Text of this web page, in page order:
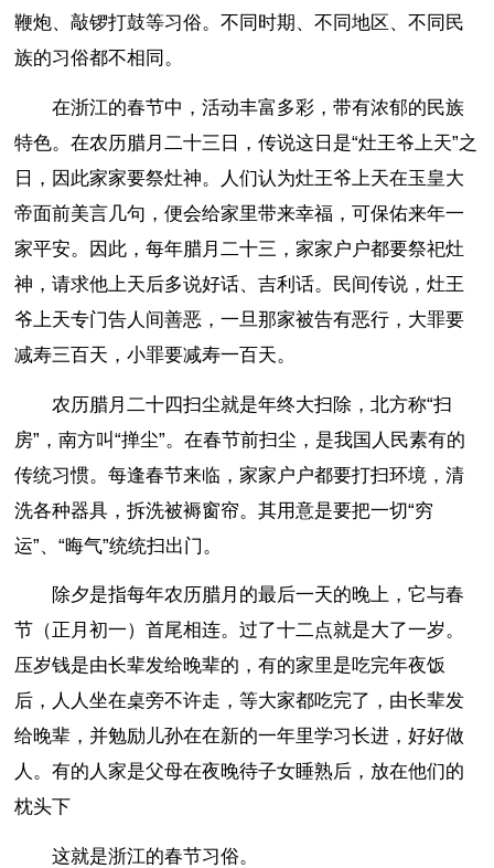
鞭炮、敲锣打鼓等习俗。不同时期、不同地区、不同民
族的习俗都不相同。
在浙江的春节中，活动丰富多彩，带有浓郁的民族
特色。在农历腊月二十三日，传说这日是“灶王爷上天”之
日，因此家家要祭灶神。人们认为灶王爷上天在玉皇大
帝面前美言几句，便会给家里带来幸福，可保佑来年一
家平安。因此，每年腊月二十三，家家户户都要祭祀灶
神，请求他上天后多说好话、吉利话。民间传说，灶王
爷上天专门告人间善恶，一旦那家被告有恶行，大罪要
减寿三百天，小罪要减寿一百天。
农历腊月二十四扫尘就是年终大扫除，北方称“扫
房”，南方叫“掸尘”。在春节前扫尘，是我国人民素有的
传统习惯。每逢春节来临，家家户户都要打扫环境，清
洗各种器具，拆洗被褥窗帘。其用意是要把一切“穷
运”、“晦气”统统扫出门。
除夕是指每年农历腊月的最后一天的晚上，它与春
节（正月初一）首尾相连。过了十二点就是大了一岁。
压岁钱是由长辈发给晚辈的，有的家里是吃完年夜饭
后，人人坐在桌旁不许走，等大家都吃完了，由长辈发
给晚辈，并勉励儿孙在在新的一年里学习长进，好好做
人。有的人家是父母在夜晚待子女睡熟后，放在他们的
枕头下
这就是浙江的春节习俗。